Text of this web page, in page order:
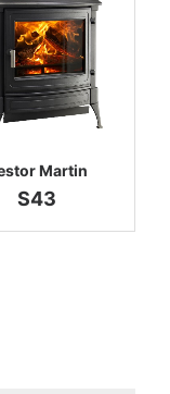
Martin
S43